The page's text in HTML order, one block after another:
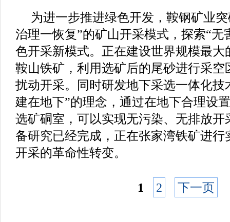
为进一步推进绿色开发，鞍钢矿业
治理一恢复”的矿山开采模式，探索“无
色开采新模式。正在建设世界规模最
鞍山铁矿，利用选矿后的尾砂进行采空
扰动开采。同时研发地下采选一体化技
建在地下”的理念，通过在地下合理设
选矿硐室，可以实现无污染、无排放开
备研究已经完成，正在张家湾铁矿进行
开采的革命性转变。
1 2 下一页